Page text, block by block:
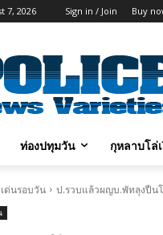
7, 2026 Sign in / Join Buy
ท่องปทุมวัน กุหลาบโล่
ด่นรอบวัน ป.รวบแล้วผญบ.พัทลุงปืน